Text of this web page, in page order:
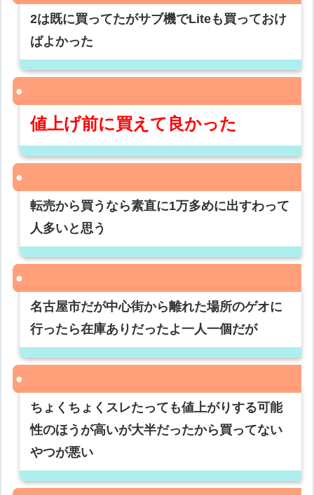
2は既に買ってたがサブ機でLiteも買っておけ
ばよかった
値上げ前に買えて良かった
転売から買うなら素直に1万多めに出すわって
人多いと思う
名古屋市だが中心街から離れた場所のゲオに
行ったら在庫ありだったよ一人一個だが
ちょくちょくスレたっても値上がりする可能
性のほうが高いが大半だったから買ってない
やつが悪い